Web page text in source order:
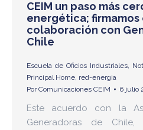
CEIM un paso más
energética; firmamos
colaboración con
Chile
Escuela de Oficios Industriales
Principal Home red-energia
PorComunicaciones CEIM 6 julio
Este acuerdo con la
Generadoras de